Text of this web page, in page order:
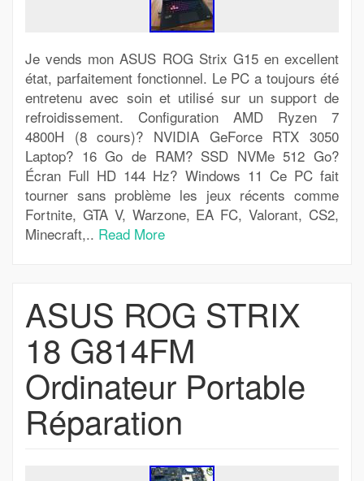
Je vends mon ASUS ROG Strix G15 en excellent
état, parfaitement fonctionnel. Le PC a toujours été
entretenu avec soin et utilisé sur un support de
refroidissement. Configuration AMD Ryzen 7
4800H (8 cours)? NVIDIA GeForce RTX 3050
Laptop? 16 Go de RAM? SSD NVMe 512 Go?
Écran Full HD 144 Hz? Windows 11 Ce PC fait
tourner sans problème les jeux récents comme
Fortnite, GTA V, Warzone, EA FC, Valorant, CS2,
Minecraft,.. Read More
ASUS ROG STRIX
18 G814FM
Ordinateur Portable
Réparation